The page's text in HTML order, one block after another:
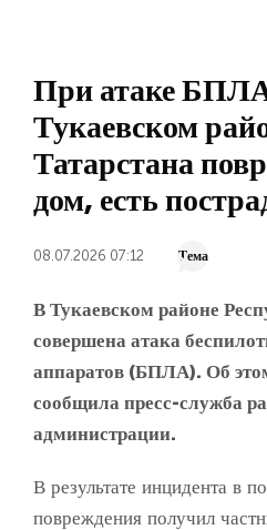
При атаке
Тукаевском
Татарстана
дом, есть
08.07.2026 07:12 Тема
В Тукаевском районе
совершена атака
аппаратов (БПЛА). Об
сообщила пресс-служба
администрации.
В результате инцидента в
повреждения получил